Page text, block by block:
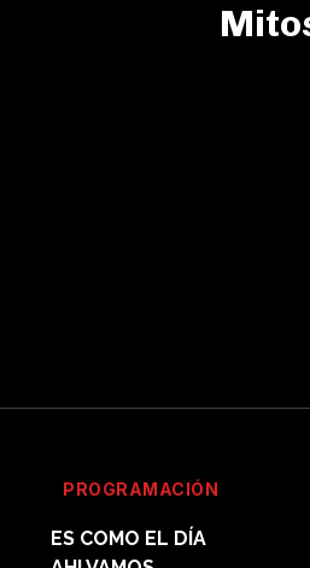
PROGRAMACIÓN
ES COMO EL DÍA